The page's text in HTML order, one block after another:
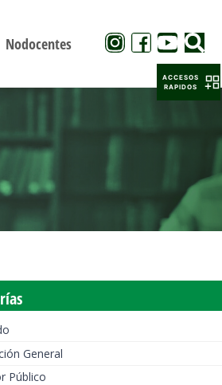
Nodocentes
General
Público
ACCESOS
RAPIDOS